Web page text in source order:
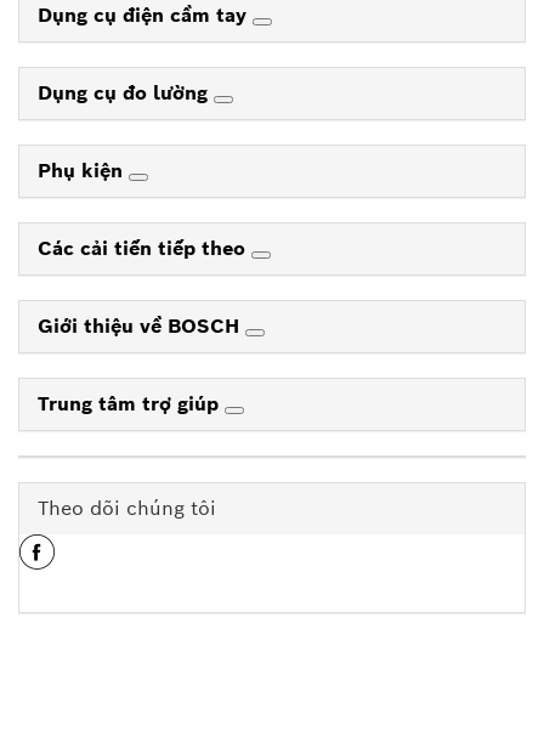
Dụng cụ điện cầm tay
Dụng cụ đo lường
Phụ kiện
Các cải tiến tiếp theo
Giới thiệu về BOSCH
Trung tâm trợ giúp
Theo dõi chúng tôi